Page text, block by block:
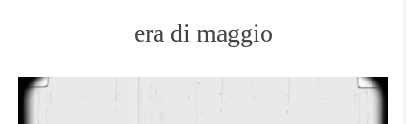
era di maggio